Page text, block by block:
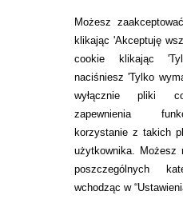
Możesz
klikając 'Akceptuję
cookie klikając
naciśniesz 'Tylko
wyłącznie pliki
zapewnienia
korzystanie z takich
użytkownika. Możesz
poszczególnych
wchodząc w
SOCZEWKI KOLOROWE
Zwrot (odstąpienie od
ZMIEŃ USTAWIENIA ZGODY
KONTAKT
telefon:
22 113 44 42
telefon:
732 08 08 72